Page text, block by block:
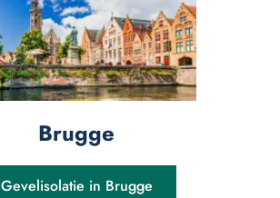
Brugge
Gevelisolatie in Brugge